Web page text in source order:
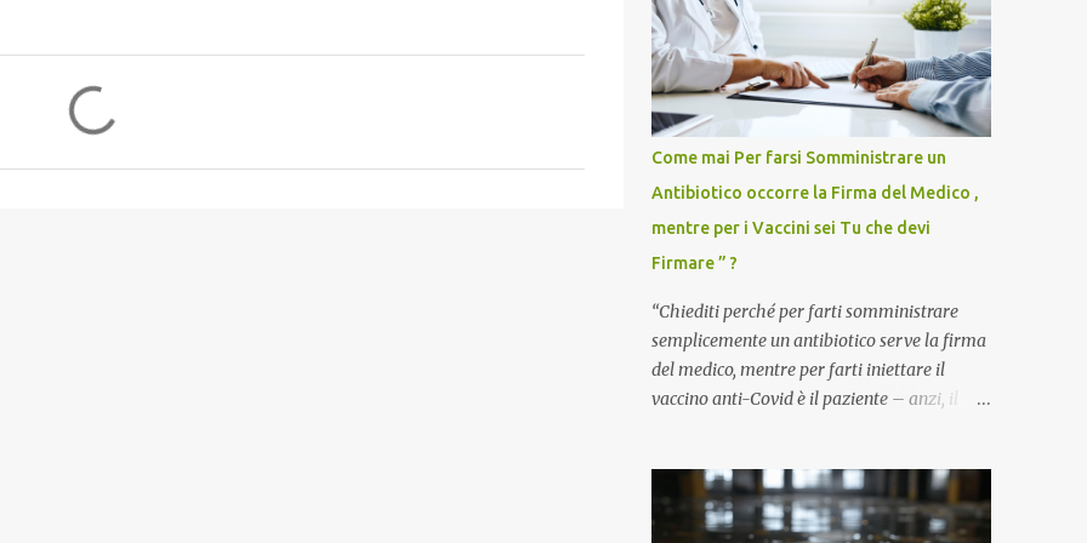
Come mai Per farsi Somministrare un
Antibiotico occorre la Firma del Medico ,
mentre per i Vaccini sei Tu che devi
Firmare ” ?
“Chiediti perché per farti somministrare
semplicemente un antibiotico serve la firma
del medico, mentre per farti iniettare il
vaccino anti-Covid è il paziente – anzi, il
domanda tanto semplice quanto devastante
quella posta dal dottor Andrea Stramezzi,